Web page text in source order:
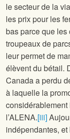
le secteur de la
les prix pour les
bas parce que
troupeaux de
leur permet de
élèvent du bétail.
Canada a perdu
à laquelle la
l’ALENA.[iii]
indépendantes,